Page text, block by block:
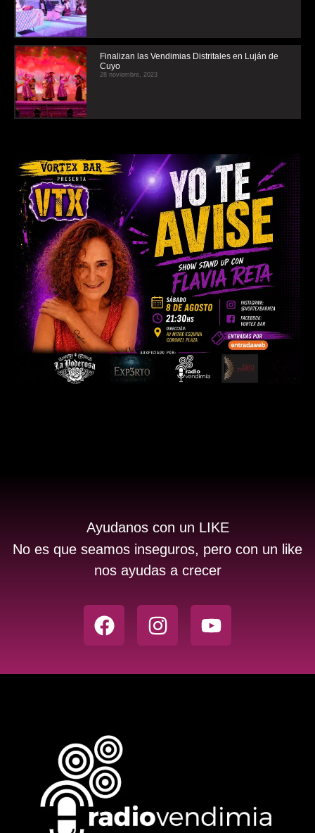
Finalizan las Vendimias Distritales en Luján de
Cuyo
28 noviembre, 2023
Ayudanos con un LIKE
No es que seamos inseguros, pero con un like
nos ayudas a crecer